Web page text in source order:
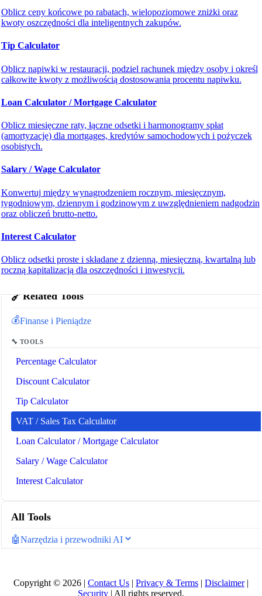
🔗Related Tools
💰Finanse i Pieniądze
🔧 TOOLS
Percentage Calculator
Discount Calculator
Tip Calculator
VAT / Sales Tax Calculator
Loan Calculator / Mortgage Calculator
Salary / Wage Calculator
Interest Calculator
All Tools
🤖Narzędzia i przewodniki AI
Oblicz ceny końcowe po rabatach, wielopoziomowe zniżki oraz
kwoty oszczędności dla inteligentnych zakupów.
Tip Calculator
Oblicz napiwki w restauracji, podziel rachunek między osoby i określ
całkowite kwoty z możliwością dostosowania procentu napiwku.
Loan Calculator / Mortgage Calculator
Oblicz miesięczne raty, łączne odsetki i harmonogramy spłat
(amortyzację) dla mortgages, kredytów samochodowych i pożyczek
osobistych.
Salary / Wage Calculator
Konwertuj między wynagrodzeniem rocznym, miesięcznym,
tygodniowym, dziennym i godzinowym z uwzględnieniem nadgodzin
oraz obliczeń brutto‑netto.
Interest Calculator
Oblicz odsetki proste i składane z dzienną, miesięczną, kwartalną lub
roczną kapitalizacją dla oszczędności i inwestycji.
Copyright © 2026 | Contact Us | Privacy & Terms | Disclaimer|
Security | All rights reserved.